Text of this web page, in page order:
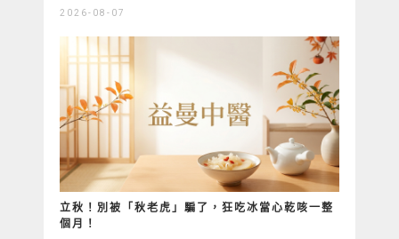
2026-08-07
立秋！別被「秋老虎」騙了，狂吃冰當心乾咳一整
個月！